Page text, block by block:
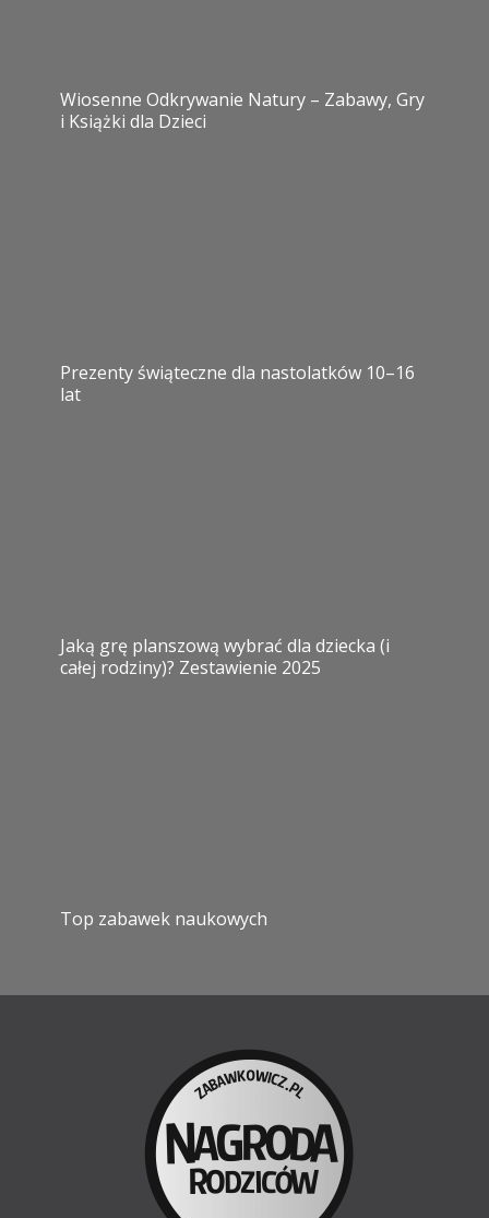
Wiosenne Odkrywanie Natury – Zabawy, Gry
i Książki dla Dzieci
Prezenty świąteczne dla nastolatków 10–16
lat
Jaką grę planszową wybrać dla dziecka (i
całej rodziny)? Zestawienie 2025
Top zabawek naukowych